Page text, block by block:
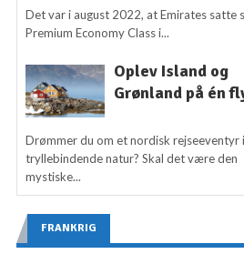
Det var i august 2022, at Emirates satte
Premium Economy Class i...
Oplev Island og
Grønland på én
Drømmer du om et nordisk rejseeventyr i
tryllebindende natur? Skal det være den
mystiske...
FRANKRIG